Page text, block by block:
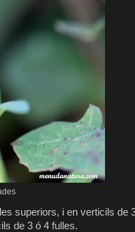
superiors, i en verticils de
de 3 ó 4 fulles.